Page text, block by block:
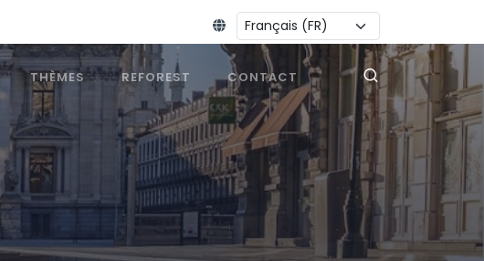
Changer la langue :
THÈMES REFOREST CONTACT